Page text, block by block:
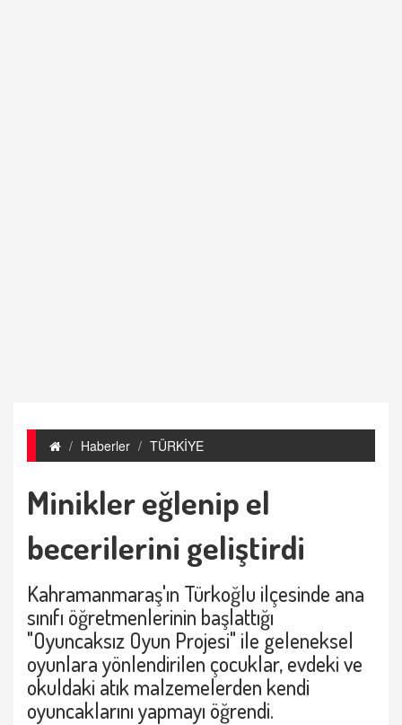
Haberler TÜRKİYE
Minikler eğlenip el
becerilerini geliştirdi
Kahramanmaraş'ın Türkoğlu ilçesinde ana
sınıfı öğretmenlerinin başlattığı
"Oyuncaksız Oyun Projesi" ile geleneksel
oyunlara yönlendirilen çocuklar, evdeki ve
okuldaki atık malzemelerden kendi
oyuncaklarını yapmayı öğrendi.